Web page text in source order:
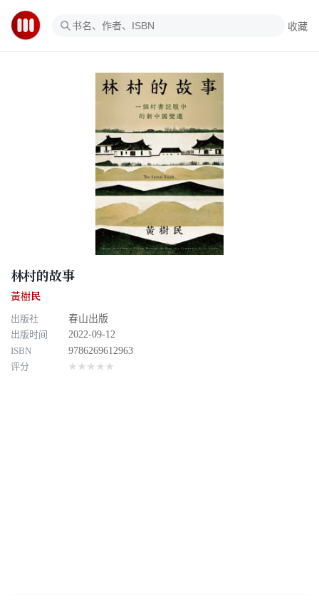
收藏
林村的故事
黃樹民
出版社
春山出版
出版时间
2022-09-12
ISBN
9786269612963
评分
★★★★★